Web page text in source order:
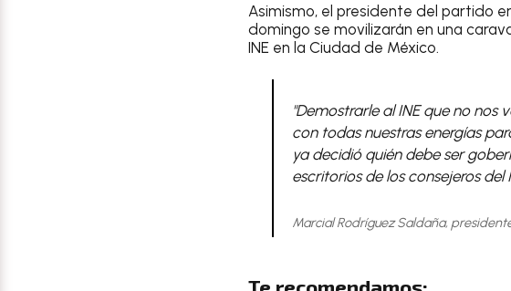
Asimismo, el presidente del partido
domingo se movilizarán en una
INE en la Ciudad de México.
"Demostrarle al INE que no
con todas nuestras energías
ya decidió quién debe ser
escritorios de los consejeros del
Marcial Rodríguez Saldaña,